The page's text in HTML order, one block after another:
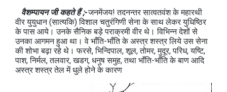
वैशम्पायन जी कहते हैं ;-जनमेंजय! तदनन्तर सात्वतवंश के महारथी
वीर युयुधान (सात्यकि) विशाल चतुरंगिणी सेना के साथ लेकर युधिष्ठिर
के पास आये। उनके सैनिक बड़े पराक्रमी वीर थे। विभिन्न देशों से
उनका आगमन हुआ था। वे भाँति-भाँति के अस्त्र शस्त्र लिये उस सेना
की शोभा बढ़ा रहे थे। फरसे, भिन्दिपाल, शूल, तोमर, मुदूर, परिध, यष्टि,
पाश, निर्मल, तलवार, खडग, धनुष समुह, तथा भाँति-भाँति के बाण आदि
अस्त्र शस्त्र तेल में धुले होने के कारण